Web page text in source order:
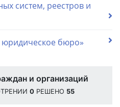
систем, реестров и
юридическое бюро»
и организаций
0 РЕШЕНО 55